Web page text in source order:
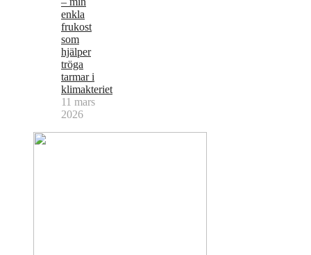
enkla
frukost
som
hjälper
tröga
tarmar i
klimakteriet
11 mars
2026